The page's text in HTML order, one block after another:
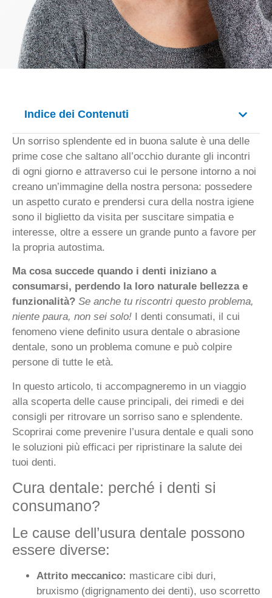
Indice dei Contenuti
Un sorriso splendente ed in buona salute è una delle
prime cose che saltano all’occhio durante gli incontri
di ogni giorno e attraverso cui le persone intorno a noi
creano un’immagine della nostra persona: possedere
un aspetto curato e prendersi cura della nostra igiene
sono il biglietto da visita per suscitare simpatia e
interesse, oltre a essere un grande punto a favore per
la propria autostima.
Ma cosa succede quando i denti iniziano a
consumarsi, perdendo la loro naturale bellezza e
funzionalità? Se anche tu riscontri questo problema,
niente paura, non sei solo! I denti consumati, il cui
fenomeno viene definito usura dentale o abrasione
dentale, sono un problema comune e può colpire
persone di tutte le età.
In questo articolo, ti accompagneremo in un viaggio
alla scoperta delle cause principali, dei rimedi e dei
consigli per ritrovare un sorriso sano e splendente.
Scoprirai come prevenire l’usura dentale e quali sono
le soluzioni più efficaci per ripristinare la salute dei
tuoi denti.
Cura dentale: perché i denti si
consumano?
Le cause dell’usura dentale possono
essere diverse:
Attrito meccanico: masticare cibi duri,
bruxismo (digrignamento dei denti), uso scorretto